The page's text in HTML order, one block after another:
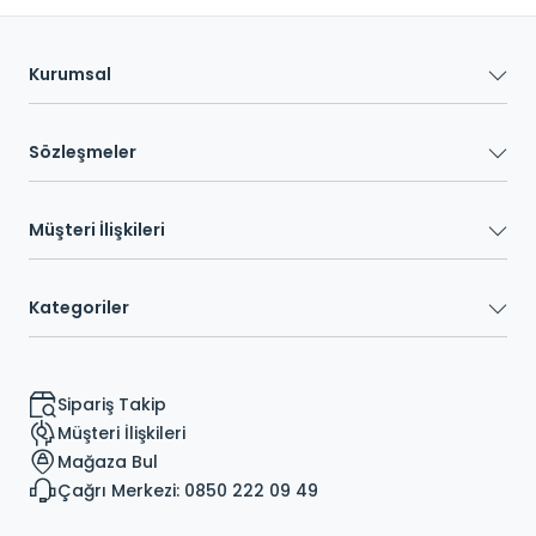
Kurumsal
Sözleşmeler
Müşteri İlişkileri
Kategoriler
Sipariş Takip
Müşteri İlişkileri
Mağaza Bul
Çağrı Merkezi: 0850 222 09 49